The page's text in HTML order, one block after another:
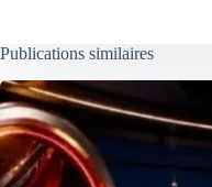
Publications similaires